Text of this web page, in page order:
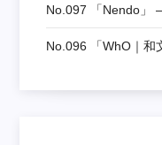
No.097 「nendo」
No.096 「WhO｜和